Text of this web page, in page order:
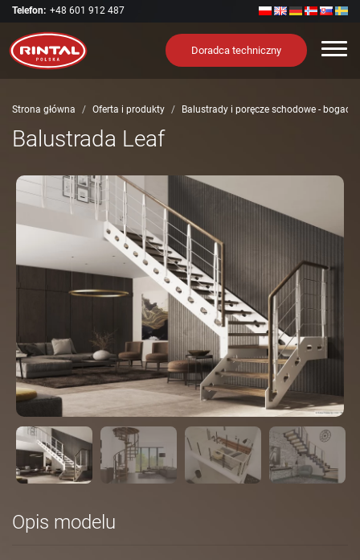
Telefon: +48 601 912 487
Doradca techniczny
Strona główna Oferta i produkty Balustrady i poręcze schodowe -
Balustrada Leaf
Opis modelu